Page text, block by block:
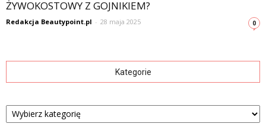
ŻYWOKOSTOWY Z GOJNIKIEM?
Redakcja Beautypoint.pl - 28 maja 2025 0
Kategorie
Kategorie